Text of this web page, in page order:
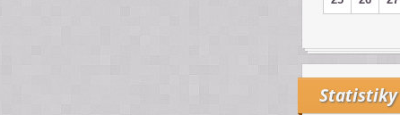
Statistiky